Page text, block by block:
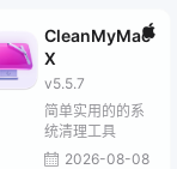
CleanMyMac
X
v5.5.7
简单实用的的系
统清理工具
2026-08-08